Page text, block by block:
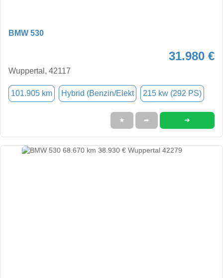
BMW 530
31.980 €
Wuppertal, 42117
101.905 km Hybrid (Benzin/Elekt 215 kw (292 PS)
★ ➦ ➜